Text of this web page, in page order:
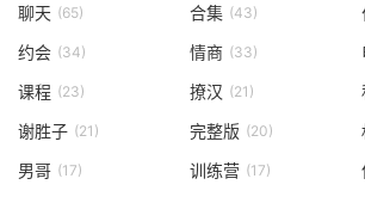
聊天 (65) 合集 (43)
约会 (34) 情商 (33)
课程 (23) 撩汉 (21)
谢胜子 (21) 完整版 (20)
男哥 (17) 训练营 (17)